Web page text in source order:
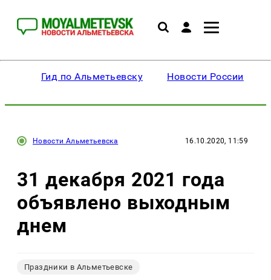
Гид по Альметьевску Новости России
Новости Альметьевска 16.10.2020, 11:59
31 декабря 2021 года
объявлено выходным
днем
Праздники в Альметьевске